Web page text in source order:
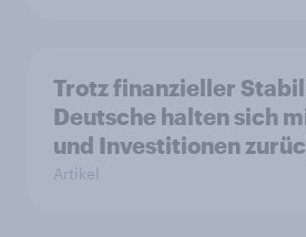
Trotz finanzieller
Deutsche halten sich
und Investitionen
Artikel